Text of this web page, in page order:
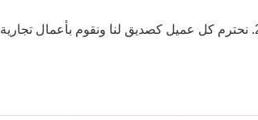
ج: 1. نحافظ على جودة جيدة وأسعار تنافسية لضمان استفادة عملائنا؛ 2. نحترم كل عميل كصديق لنا ونقوم بأعمال تجارية